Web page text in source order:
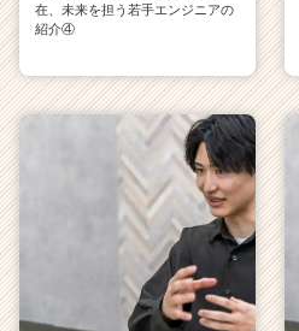
在、未来を担う若手エンジニアの
紹介④